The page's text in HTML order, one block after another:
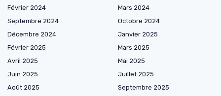
Février 2024
Mars 2024
Septembre 2024
Octobre 2024
Décembre 2024
Janvier 2025
Février 2025
Mars 2025
Avril 2025
Mai 2025
Juin 2025
Juillet 2025
Août 2025
Septembre 2025